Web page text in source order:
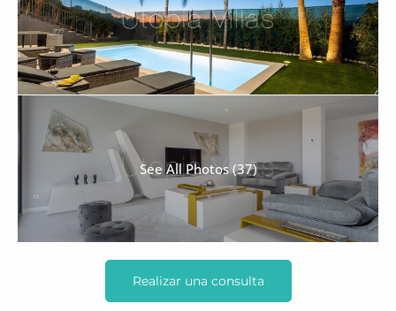
See All Photos (37)
Realizar una consulta